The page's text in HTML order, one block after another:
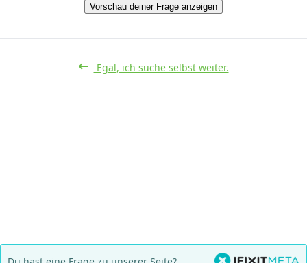
Vorschau deiner Frage anzeigen
Egal, ich suche selbst weiter.